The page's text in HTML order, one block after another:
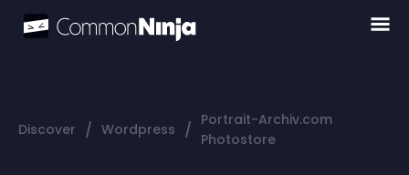
Discover / Wordpress / Portrait-Archiv.com
Photostore